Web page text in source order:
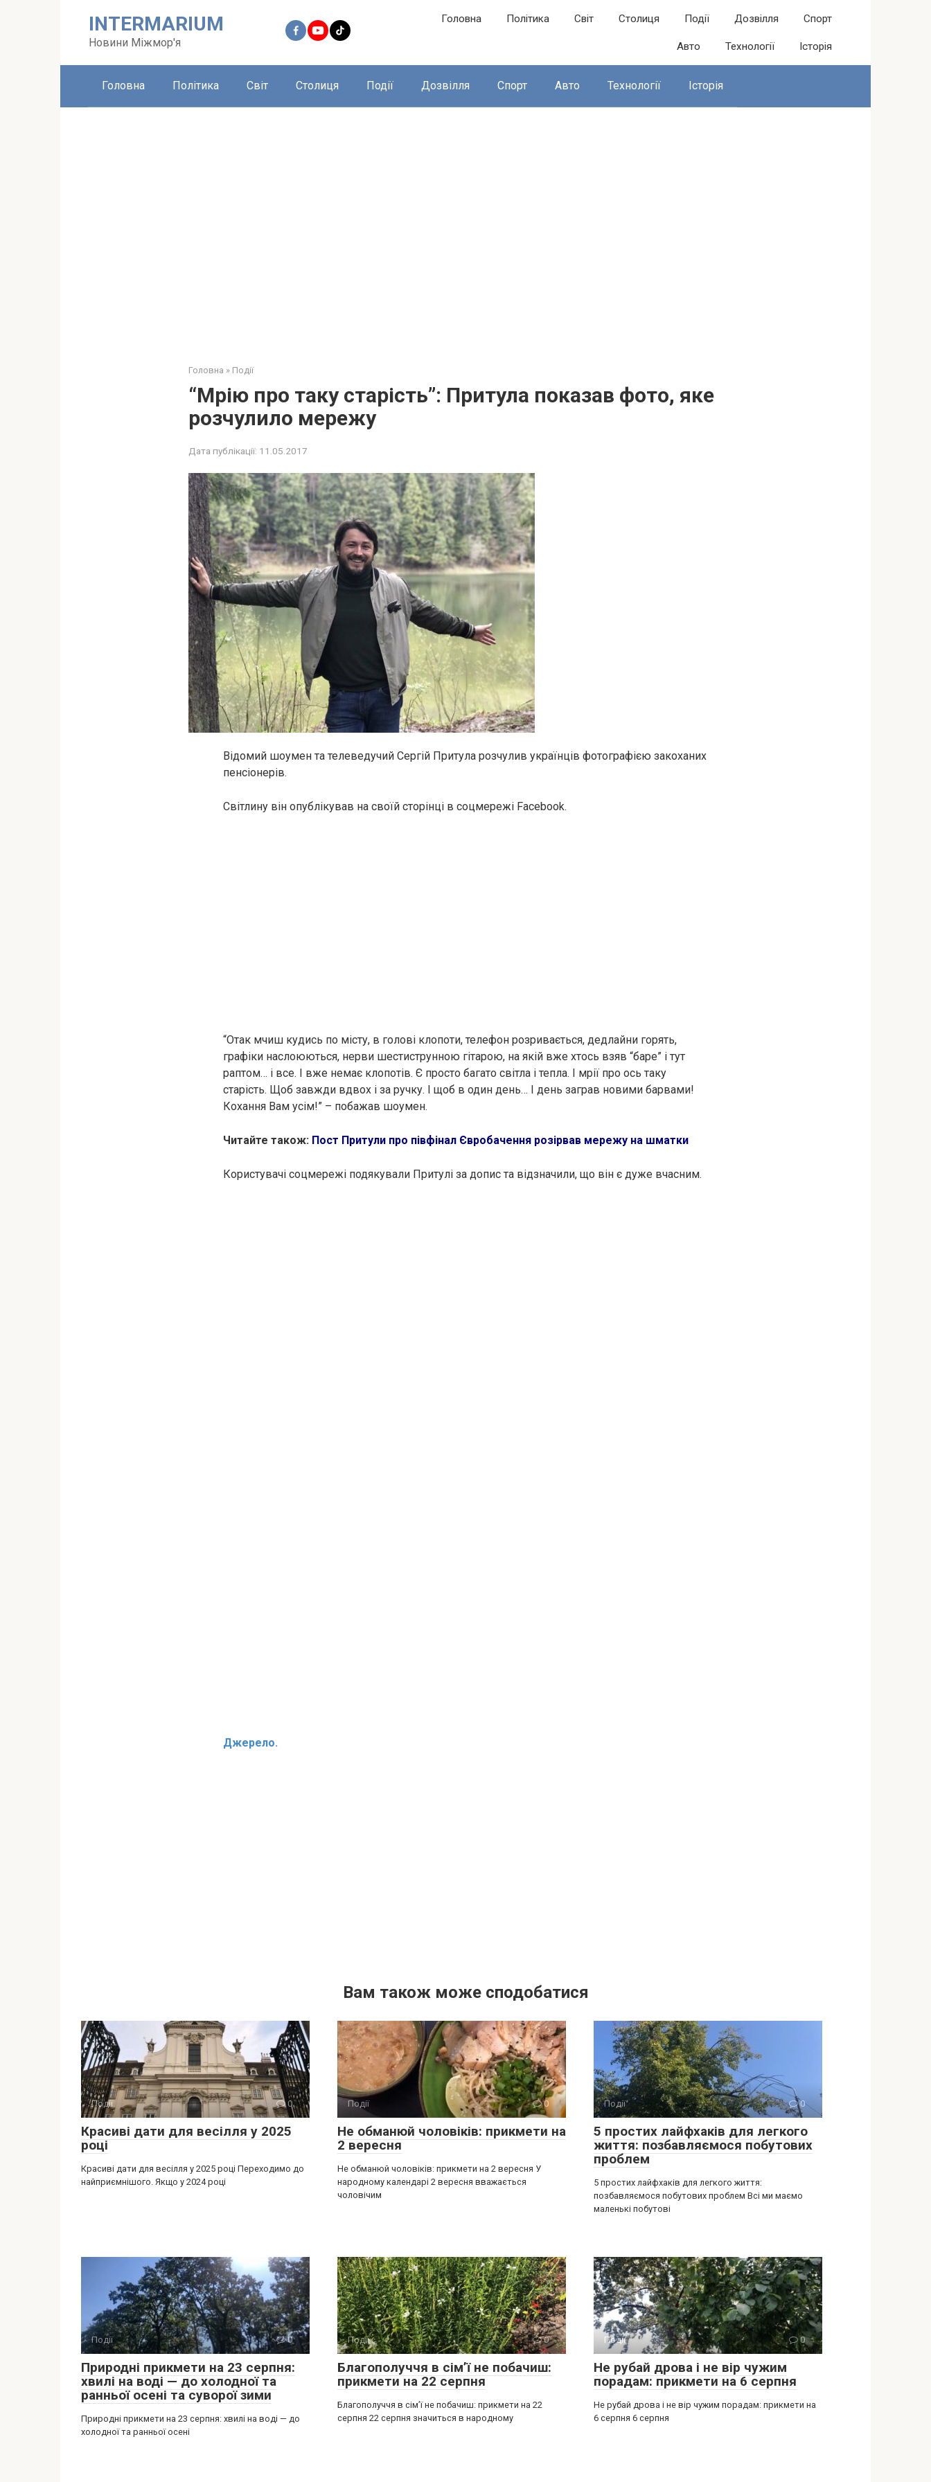
INTERMARIUM
Новини Міжмор'я
Головна Політика Світ Столиця Події Дозвілля Спорт
Авто Технології Історія
Головна Політика Світ Столиця Події Дозвілля Спорт Авто Технології Історія
Головна » Події
“Мрію про таку старість”: Притула показав фото, яке
розчулило мережу
Дата публікації: 11.05.2017
Відомий шоумен та телеведучий Сергій Притула розчулив українців фотографією закоханих
пенсіонерів.
Світлину він опублікував на своїй сторінці в соцмережі Facebook.
“Отак мчиш кудись по місту, в голові клопоти, телефон розривається, дедлайни горять,
графіки наслоюються, нерви шестиструнною гітарою, на якій вже хтось взяв “баре” і тут
раптом… і все. І вже немає клопотів. Є просто багато світла і тепла. І мрії про ось таку
старість. Щоб завжди вдвох і за ручку. І щоб в один день… І день заграв новими барвами!
Кохання Вам усім!” – побажав шоумен.
Читайте також: Пост Притули про півфінал Євробачення розірвав мережу на шматки
Користувачі соцмережі подякували Притулі за допис та відзначили, що він є дуже вчасним.
Джерело.
Вам також може сподобатися
Події 0
Красиві дати для весілля у 2025
році
Красиві дати для весілля у 2025 році Переходимо до
найприємнішого. Якщо у 2024 році
Події 0
Не обманюй чоловіків: прикмети на
2 вересня
Не обманюй чоловіків: прикмети на 2 вересня У
народному календарі 2 вересня вважається
чоловічим
Події 0
5 простих лайфхаків для легкого
життя: позбавляємося побутових
проблем
5 простих лайфхаків для легкого життя:
позбавляємося побутових проблем Всі ми маємо
маленькі побутові
Події 0
Природні прикмети на 23 серпня:
хвилі на воді — до холодної та
ранньої осені та суворої зими
Природні прикмети на 23 серпня: хвилі на воді — до
холодної та ранньої осені
Події 0
Благополуччя в сім’ї не побачиш:
прикмети на 22 серпня
Благополуччя в сім’ї не побачиш: прикмети на 22
серпня 22 серпня значиться в народному
Події 0
Не рубай дрова і не вір чужим
порадам: прикмети на 6 серпня
Не рубай дрова і не вір чужим порадам: прикмети на
6 серпня 6 серпня